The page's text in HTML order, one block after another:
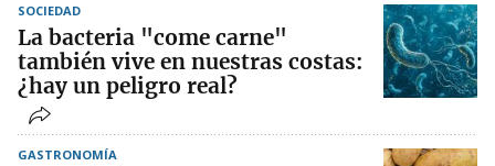
SOCIEDAD
La bacteria "come carne"
también vive en nuestras costas:
¿hay un peligro real?
GASTRONOMÍA